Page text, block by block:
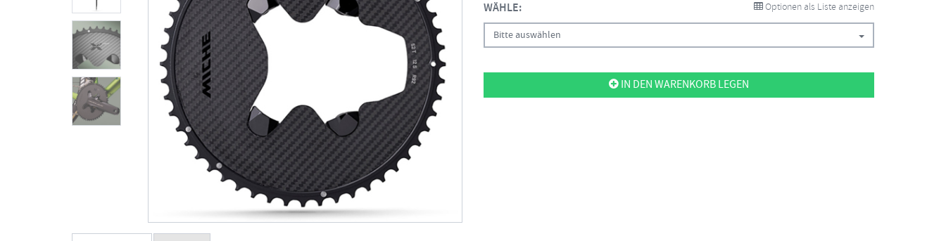
WÄHLE: Optionen als Liste anzeigen
Bitte auswählen
IN DEN WARENKORB LEGEN